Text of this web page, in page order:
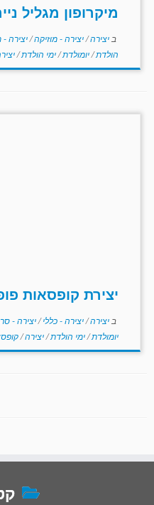
מיקרופון מגליל
ב יצירה/יצירה - מוזיקה/יצירה
הולדת/יומולדת/ימי הולדת/
יצירת קופסאות
ב יצירה/יצירה - כללי/יצירה -
יומולדת/ימי הולדת/יצירה/